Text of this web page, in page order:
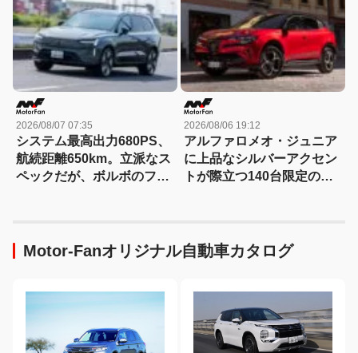
2026/08/07 07:35
システム最高出力680PS、
航続距離650km。立派なス
ペックだが、ボルボのフラ
2026/08/06 19:12
アルファロメオ・ジュニア
に上品なシルバーアクセン
トが際立つ140台限定の
Motor-Fanオリジナル自動車カタログ